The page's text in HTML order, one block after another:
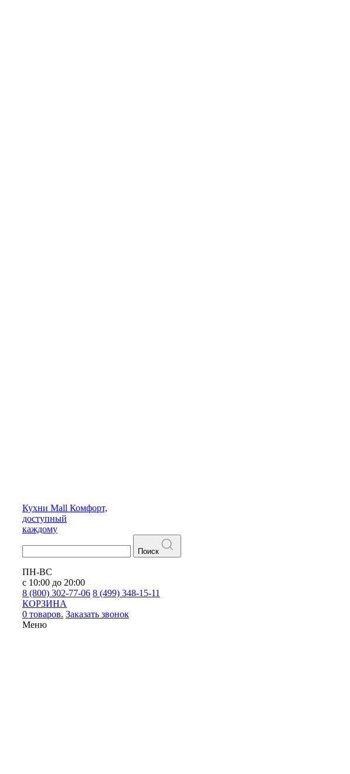
Кухни Mall Комфорт,
доступный
каждому
Поиск
ПН-ВС
с 10:00 до 20:00
8 (800) 302-77-06 8 (499) 348-15-11
КОРЗИНА
0 товаров. Заказать звонок
Меню